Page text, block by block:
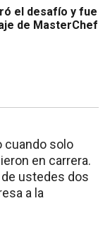
el desafío y fue
de MasterChef
cuando solo
en carrera.
ustedes dos
a la